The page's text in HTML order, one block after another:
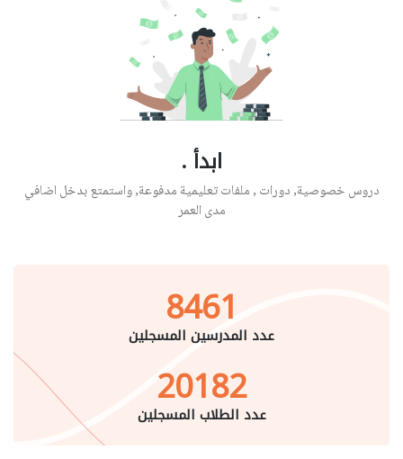
ابدأ .
دروس خصوصية, دورات , ملفات تعليمية مدفوعة, واستمتع بدخل اضافي
مدى العمر
8461
عدد المدرسين المسجلين
20182
عدد الطلاب المسجلين